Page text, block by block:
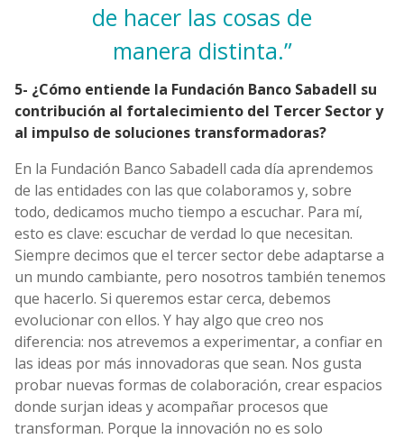
de hacer las cosas de
manera distinta.”
5- ¿Cómo entiende la Fundación Banco Sabadell su
contribución al fortalecimiento del Tercer Sector y
al impulso de soluciones transformadoras?
En la Fundación Banco Sabadell cada día aprendemos
de las entidades con las que colaboramos y, sobre
todo, dedicamos mucho tiempo a escuchar. Para mí,
esto es clave: escuchar de verdad lo que necesitan.
Siempre decimos que el tercer sector debe adaptarse a
un mundo cambiante, pero nosotros también tenemos
que hacerlo. Si queremos estar cerca, debemos
evolucionar con ellos. Y hay algo que creo nos
diferencia: nos atrevemos a experimentar, a confiar en
las ideas por más innovadoras que sean. Nos gusta
probar nuevas formas de colaboración, crear espacios
donde surjan ideas y acompañar procesos que
transforman. Porque la innovación no es solo